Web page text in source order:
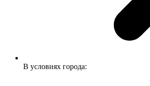
В условиях города: